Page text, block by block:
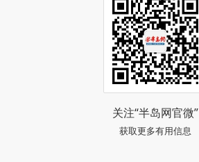
关注“半岛网官微”
获取更多有用信息